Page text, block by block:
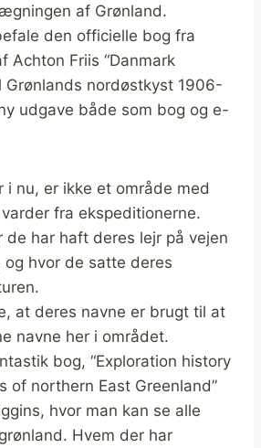
af Grønland.
den officielle bog fra
Achton Friis “Danmark
Grønlands nordøstkyst 1906-
udgave både som bog og e-
i nu, er ikke et område med
fra ekspeditionerne.
de har haft deres lejr på vejen
og hvor de satte deres
at deres navne er brugt til at
navne her i området.
bog, “Exploration history
of northern East Greenland”
hvor man kan se alle
Hvem der har